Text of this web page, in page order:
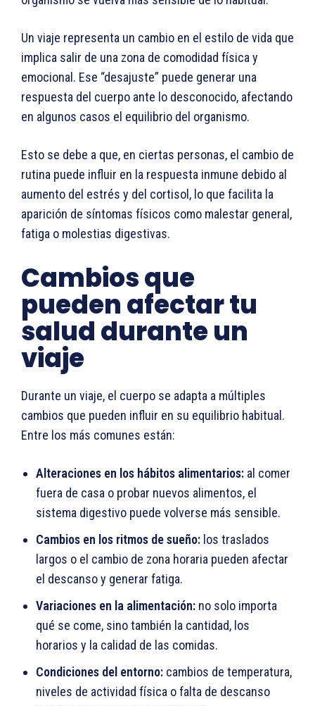
Un viaje representa un cambio en el estilo de vida que
implica salir de una zona de comodidad física y
emocional. Ese “desajuste” puede generar una
respuesta del cuerpo ante lo desconocido, afectando
en algunos casos el equilibrio del organismo.
Esto se debe a que, en ciertas personas, el cambio de
rutina puede influir en la respuesta inmune debido al
aumento del estrés y del cortisol, lo que facilita la
aparición de síntomas físicos como malestar general,
fatiga o molestias digestivas.
Cambios que
pueden afectar tu
salud durante un
viaje
Durante un viaje, el cuerpo se adapta a múltiples
cambios que pueden influir en su equilibrio habitual.
Entre los más comunes están:
Alteraciones en los hábitos alimentarios: al comer
fuera de casa o probar nuevos alimentos, el
sistema digestivo puede volverse más sensible.
Cambios en los ritmos de sueño: los traslados
largos o el cambio de zona horaria pueden afectar
el descanso y generar fatiga.
Variaciones en la alimentación: no solo importa
qué se come, sino también la cantidad, los
horarios y la calidad de las comidas.
Condiciones del entorno: cambios de temperatura,
niveles de actividad física o falta de descanso